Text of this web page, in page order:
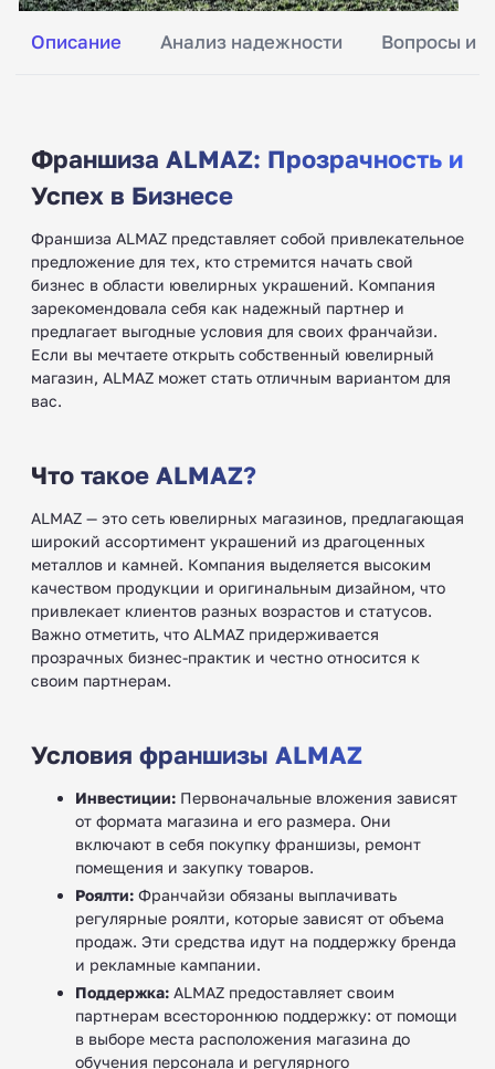
Описание Анализ надежности Вопросы и
Франшиза ALMAZ: Прозрачность и
Успех в Бизнесе
Франшиза ALMAZ представляет собой привлекательное
предложение для тех, кто стремится начать свой
бизнес в области ювелирных украшений. Компания
зарекомендовала себя как надежный партнер и
предлагает выгодные условия для своих франчайзи.
Если вы мечтаете открыть собственный ювелирный
магазин, ALMAZ может стать отличным вариантом для
вас.
Что такое ALMAZ?
ALMAZ — это сеть ювелирных магазинов, предлагающая
широкий ассортимент украшений из драгоценных
металлов и камней. Компания выделяется высоким
качеством продукции и оригинальным дизайном, что
привлекает клиентов разных возрастов и статусов.
Важно отметить, что ALMAZ придерживается
прозрачных бизнес-практик и честно относится к
своим партнерам.
Условия франшизы ALMAZ
Инвестиции: Первоначальные вложения зависят
от формата магазина и его размера. Они
включают в себя покупку франшизы, ремонт
помещения и закупку товаров.
Роялти: Франчайзи обязаны выплачивать
регулярные роялти, которые зависят от объема
продаж. Эти средства идут на поддержку бренда
и рекламные кампании.
Поддержка: ALMAZ предоставляет своим
партнерам всестороннюю поддержку: от помощи
в выборе места расположения магазина до
обучения персонала и регулярного